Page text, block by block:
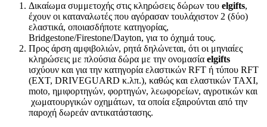
Δικαίωμα συμμετοχής στις κληρώσεις δώρων του elgifts,
έχουν οι καταναλωτές που αγόρασαν τουλάχιστον 2 (δύο)
ελαστικά, οποιασδήποτε κατηγορίας,
Bridgestone/Firestone/Dayton, για το όχημά τους.
Προς άρση αμφιβολιών, ρητά δηλώνεται, ότι οι μηνιαίες
κληρώσεις με πλούσια δώρα με την ονομασία elgifts
ισχύουν και για την κατηγορία ελαστικών RFT ή τύπου RFT
(EXT, DRIVEGUARD κ.λπ.), καθώς και ελαστικών TAXI,
moto, ημιφορτηγών, φορτηγών, λεωφορείων, αγροτικών και
χωματουργικών οχημάτων, τα οποία εξαιρούνται από την
παροχή δωρεάν αντικατάστασης.